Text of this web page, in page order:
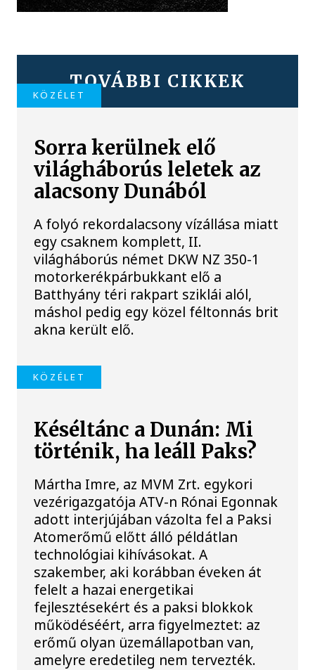
TOVÁBBI CIKKEK
KÖZÉLET
Sorra kerülnek elő
világháborús leletek az
alacsony Dunából
A folyó rekordalacsony vízállása miatt
egy csaknem komplett, II.
világháborús német DKW NZ 350-1
motorkerékpárbukkant elő a
Batthyány téri rakpart sziklái alól,
máshol pedig egy közel féltonnás brit
akna került elő.
KÖZÉLET
Késéltánc a Dunán: Mi
történik, ha leáll Paks?
Mártha Imre, az MVM Zrt. egykori
vezérigazgatója ATV-n Rónai Egonnak
adott interjújában vázolta fel a Paksi
Atomerőmű előtt álló példátlan
technológiai kihívásokat. A
szakember, aki korábban éveken át
felelt a hazai energetikai
fejlesztésekért és a paksi blokkok
működéséért, arra figyelmeztet: az
erőmű olyan üzemállapotban van,
amelyre eredetileg nem tervezték.